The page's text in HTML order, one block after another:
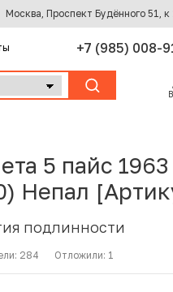
Москва, Проспект Будённого 51, к
+7 (985) 008-
5 пайс 1963
Непал
ПОДЛИННОСТИ
284 Отложили: 1